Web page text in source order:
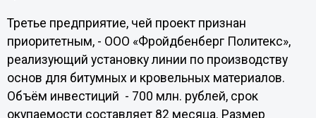
Третье предприятие, чей проект признан
приоритетным, - ООО «Фройдбенберг Политекс»,
реализующий установку линии по производству
основ для битумных и кровельных материалов.
Объём инвестиций - 700 млн. рублей, срок
окупаемости составляет 82 месяца. Размер